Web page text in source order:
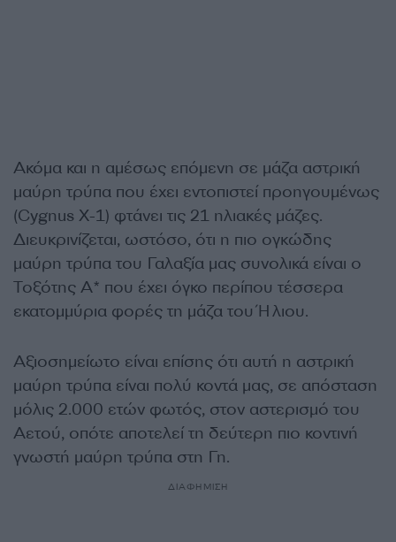
Ακόμα και η αμέσως επόμενη σε μάζα αστρική
μαύρη τρύπα που έχει εντοπιστεί προηγουμένως
(Cygnus X-1) φτάνει τις 21 ηλιακές μάζες.
Διευκρινίζεται, ωστόσο, ότι η πιο ογκώδης
μαύρη τρύπα του Γαλαξία μας συνολικά είναι ο
Τοξότης Α* που έχει όγκο περίπου τέσσερα
εκατομμύρια φορές τη μάζα του Ήλιου.
Αξιοσημείωτο είναι επίσης ότι αυτή η αστρική
μαύρη τρύπα είναι πολύ κοντά μας, σε απόσταση
μόλις 2.000 ετών φωτός, στον αστερισμό του
Αετού, οπότε αποτελεί τη δεύτερη πιο κοντινή
γνωστή μαύρη τρύπα στη Γη.
ΔΙΑΦΗΜΙΣΗ